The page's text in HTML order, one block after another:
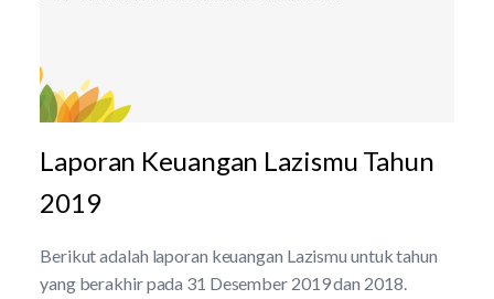
Laporan Keuangan Lazismu Tahun
2019
Berikut adalah laporan keuangan Lazismu untuk tahun
yang berakhir pada 31 Desember 2019 dan 2018.